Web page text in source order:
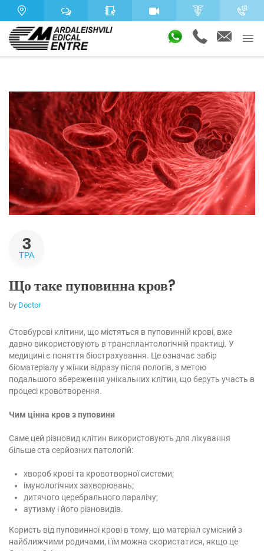
3
ТРА
Що таке пуповинна кров?
by Doctor
Стовбурові клітини, що містяться в пуповинній крові, вже
давно використовують в трансплантологічній практиці. У
медицині є поняття біострахування. Це означає забір
біоматеріалу у жінки відразу після пологів, з метою
подальшого збереження унікальних клітин, що беруть участь в
процесі кровотворення.
Чим цінна кров з пуповини
Саме цей різновид клітин використовують для лікування
більше ста серйозних патологій:
хвороб крові та кровотворної системи;
імунологічних захворювань;
дитячого церебрального паралічу;
аутизму і його різновидів.
Користь від пуповинної крові в тому, що матеріал сумісний з
найближчими родичами, і їм можна скористатися, якщо це